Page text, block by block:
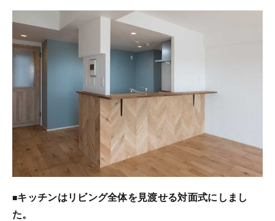
■キッチンはリビング全体を見渡せる対面式にしまし
た。